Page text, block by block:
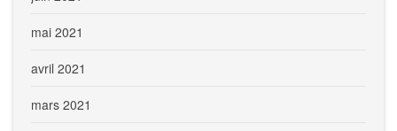
mai 2021
avril 2021
mars 2021